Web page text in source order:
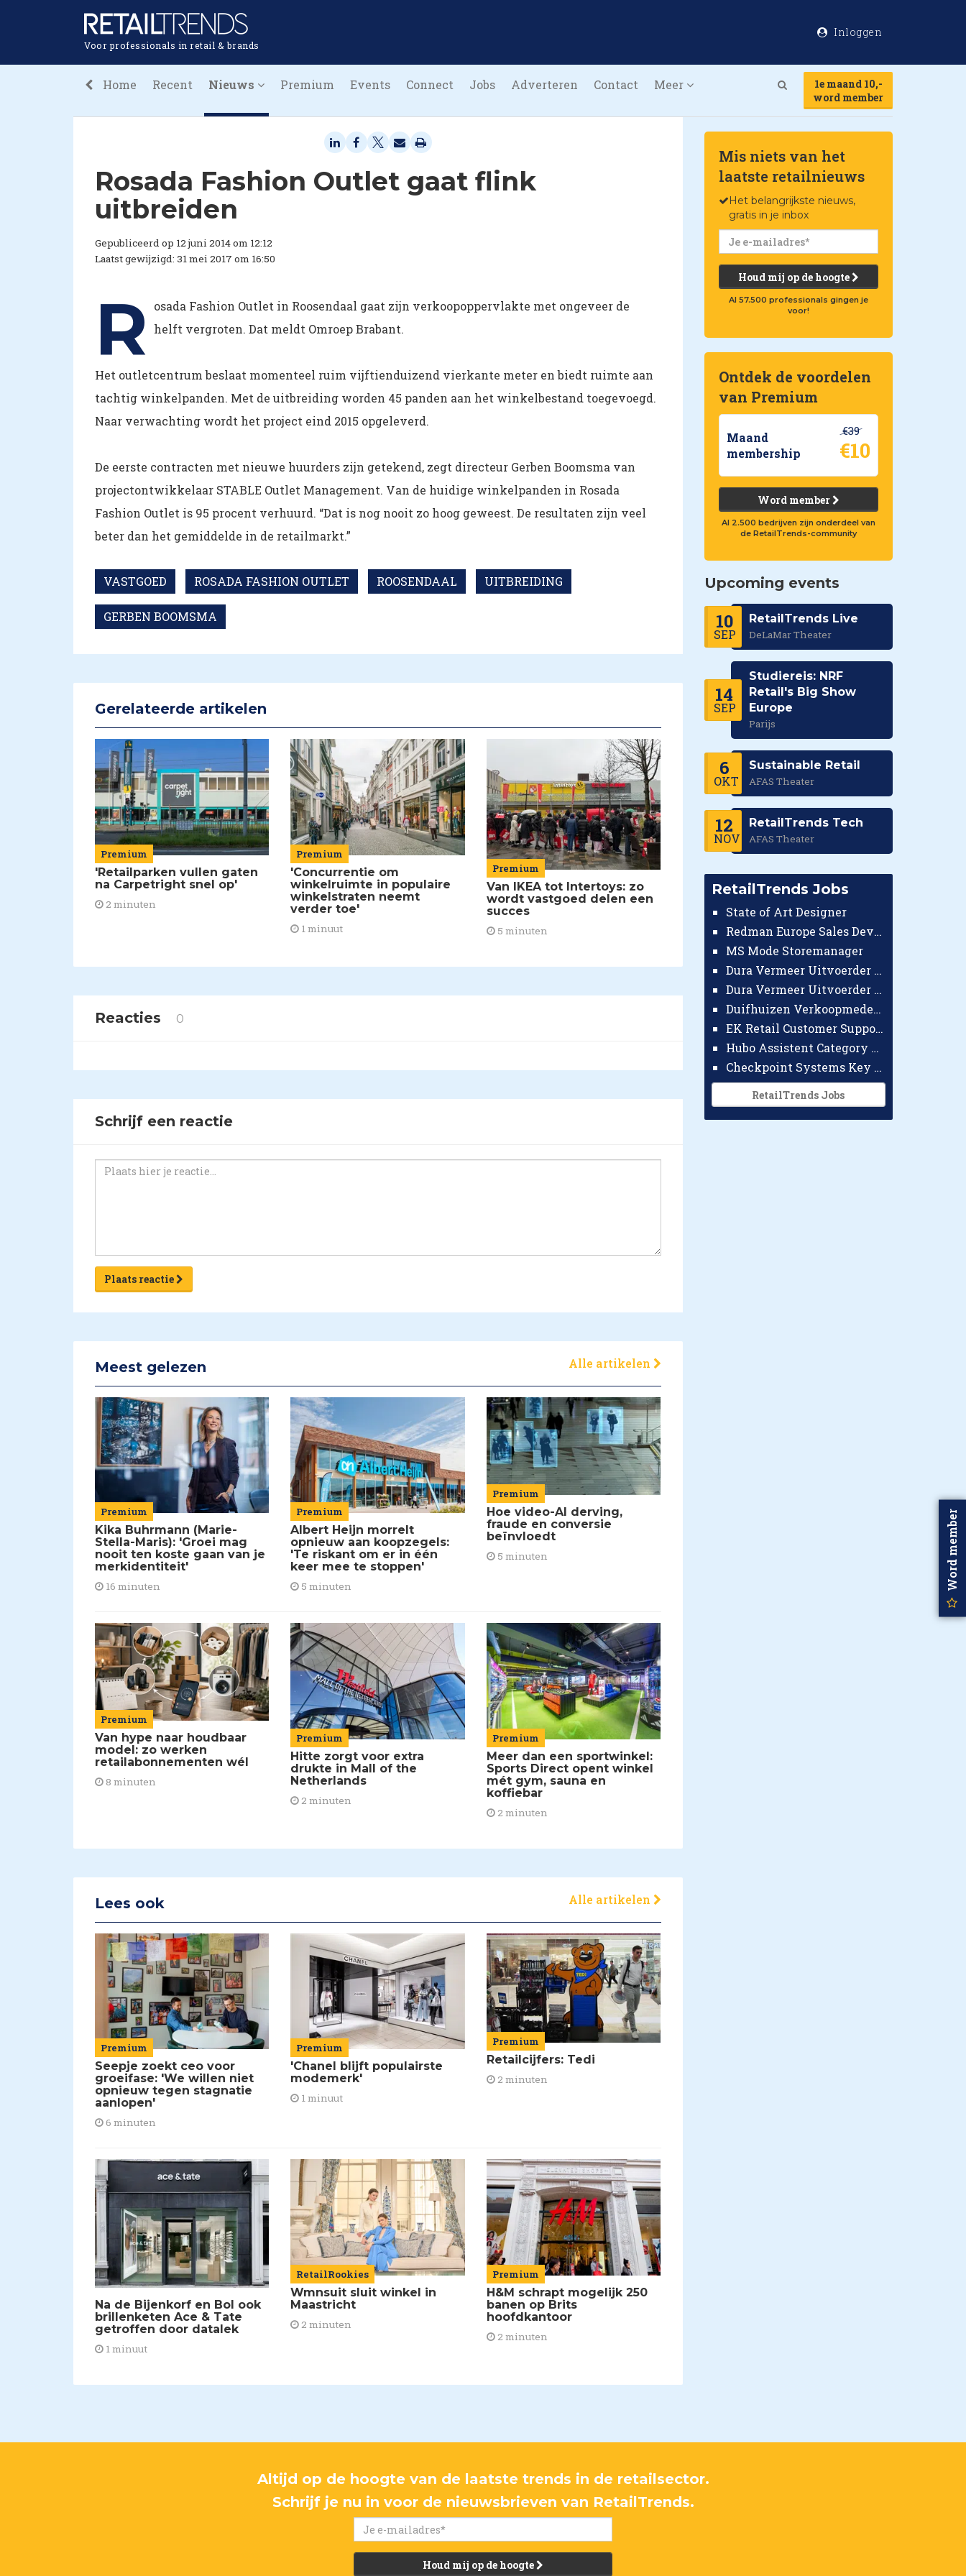
Voor professionals in retail & brands
Inloggen
Home Recent Nieuws Premium Events Connect Jobs Adverteren Contact Meer
1e maand 10,-
word member
Rosada Fashion Outlet gaat flink
uitbreiden
Gepubliceerd op 12 juni 2014 om 12:12
Laatst gewijzigd: 31 mei 2017 om 16:50
R
osada Fashion Outlet in Roosendaal gaat zijn verkoopoppervlakte met ongeveer de
helft vergroten. Dat meldt Omroep Brabant.
Het outletcentrum beslaat momenteel ruim vijftienduizend vierkante meter en biedt ruimte aan
tachtig winkelpanden. Met de uitbreiding worden 45 panden aan het winkelbestand toegevoegd.
Naar verwachting wordt het project eind 2015 opgeleverd.
De eerste contracten met nieuwe huurders zijn getekend, zegt directeur Gerben Boomsma van
projectontwikkelaar STABLE Outlet Management. Van de huidige winkelpanden in Rosada
Fashion Outlet is 95 procent verhuurd. “Dat is nog nooit zo hoog geweest. De resultaten zijn veel
beter dan het gemiddelde in de retailmarkt.”
VASTGOED ROSADA FASHION OUTLET ROOSENDAAL UITBREIDING
GERBEN BOOMSMA
Gerelateerde artikelen
Premium
'Retailparken vullen gaten
na Carpetright snel op'
2 minuten
Premium
'Concurrentie om
winkelruimte in populaire
winkelstraten neemt
verder toe'
1 minuut
Premium
Van IKEA tot Intertoys: zo
wordt vastgoed delen een
succes
5 minuten
Reacties 0
Schrijf een reactie
Plaats reactie
Meest gelezen Alle artikelen
Premium
Kika Buhrmann (Marie-
Stella-Maris): 'Groei mag
nooit ten koste gaan van je
merkidentiteit'
16 minuten
Premium
Albert Heijn morrelt
opnieuw aan koopzegels:
'Te riskant om er in één
keer mee te stoppen'
5 minuten
Premium
Hoe video-AI derving,
fraude en conversie
beïnvloedt
5 minuten
Premium
Van hype naar houdbaar
model: zo werken
retailabonnementen wél
8 minuten
Premium
Hitte zorgt voor extra
drukte in Mall of the
Netherlands
2 minuten
Premium
Meer dan een sportwinkel:
Sports Direct opent winkel
mét gym, sauna en
koffiebar
2 minuten
Lees ook Alle artikelen
Premium
Seepje zoekt ceo voor
groeifase: 'We willen niet
opnieuw tegen stagnatie
aanlopen'
6 minuten
Premium
'Chanel blijft populairste
modemerk'
1 minuut
Premium
Retailcijfers: Tedi
2 minuten
Na de Bijenkorf en Bol ook
brillenketen Ace & Tate
getroffen door datalek
1 minuut
RetailRookies
Wmnsuit sluit winkel in
Maastricht
2 minuten
Premium
H&M schrapt mogelijk 250
banen op Brits
hoofdkantoor
2 minuten
Mis niets van het
laatste retailnieuws
Het belangrijkste nieuws,
gratis in je inbox
Houd mij op de hoogte
Al 57.500 professionals gingen je
voor!
Ontdek de voordelen
van Premium
Maand
membership
€39
€10
Word member
Al 2.500 bedrijven zijn onderdeel van
de RetailTrends-community
Upcoming events
10
SEP
RetailTrends Live
DeLaMar Theater
14
SEP
Studiereis: NRF
Retail's Big Show
Europe
Parijs
6
OKT
Sustainable Retail
AFAS Theater
12
NOV
RetailTrends Tech
AFAS Theater
RetailTrends Jobs
State of Art Designer
Redman Europe Sales Developer (Europe)
MS Mode Storemanager
Dura Vermeer Uitvoerder GWW Amsterdam
Dura Vermeer Uitvoerder Civiel Nijmegen
Duifhuizen Verkoopmedewerker Ridderkerk
EK Retail Customer Support Omnichannel
Hubo Assistent Category Manager
Checkpoint Systems Key Accountmanager Benelux
RetailTrends Jobs
Altijd op de hoogte van de laatste trends in de retailsector.
Schrijf je nu in voor de nieuwsbrieven van RetailTrends.
Houd mij op de hoogte
Word member